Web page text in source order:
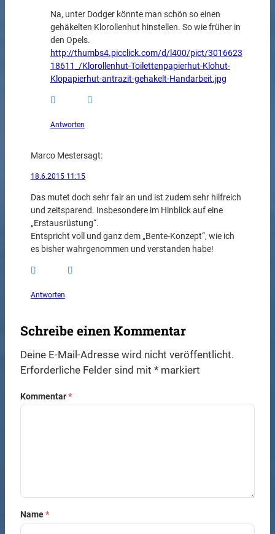
Na, unter Dodger könnte man schön so einen
gehäkelten Klorollenhut hinstellen. So wie früher in
den Opels.
http://thumbs4.picclick.com/d/l400/pict/3016623
18611_/Klorollenhut-Toilettenpapierhut-Klohut-
Klopapierhut-antrazit-gehakelt-Handarbeit.jpg
Antworten
Marco Mestersagt:
18.6.2015 11:15
Das mutet doch sehr fair an und ist zudem sehr hilfreich
und zeitsparend. Insbesondere im Hinblick auf eine
„Erstausrüstung“.
Entspricht voll und ganz dem „Bente-Konzept“, wie ich
es bisher wahrgenommen und verstanden habe!
Antworten
Schreibe einen Kommentar
Deine E-Mail-Adresse wird nicht veröffentlicht.
Erforderliche Felder sind mit* markiert
Kommentar*
Name*